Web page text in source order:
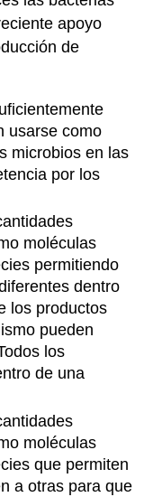
apoyo
de
usarse como
microbios en las
por los
moléculas
permitiendo
dentro
los productos
pueden
los
de una
moléculas
que permiten
a otras para que